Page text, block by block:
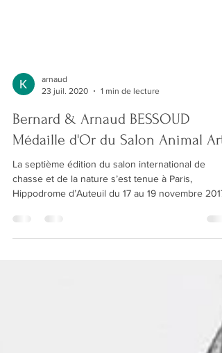
23 juil. 2020
1 min de lecture
Bernard & Arnaud BESSOUD
Médaille d'Or du Salon Animal Art
La septième édition du salon international de
chasse et de la nature s’est tenue à Paris,
Hippodrome d’Auteuil du 17 au 19 novembre